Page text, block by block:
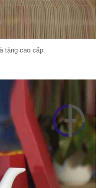
tặng cao cấp.